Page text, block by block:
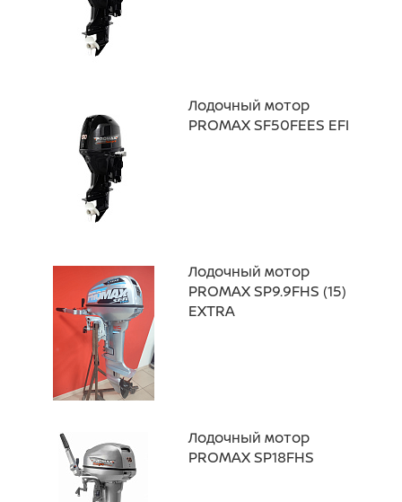
Лодочный мотор
PROMAX SF50FEES EFI
Лодочный мотор
PROMAX SP9.9FHS (15)
EXTRA
Лодочный мотор
PROMAX SP18FHS